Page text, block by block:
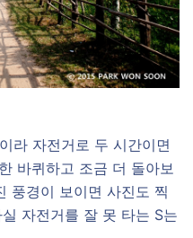
라 자전거로 두 시간이면
바퀴하고 조금 더 돌아보
풍경이 보이면 사진도 찍
자전거를 잘 못 타는 S는